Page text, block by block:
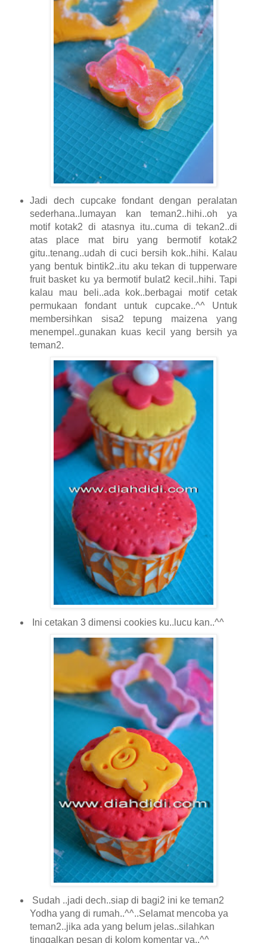
Jadi dech cupcake fondant dengan peralatan
sederhana..lumayan kan teman2..hihi..oh ya
motif kotak2 di atasnya itu..cuma di tekan2..di
atas place mat biru yang bermotif kotak2
gitu..tenang..udah di cuci bersih kok..hihi. Kalau
yang bentuk bintik2..itu aku tekan di tupperware
fruit basket ku ya bermotif bulat2 kecil..hihi. Tapi
kalau mau beli..ada kok..berbagai motif cetak
permukaan fondant untuk cupcake..^^ Untuk
membersihkan sisa2 tepung maizena yang
menempel..gunakan kuas kecil yang bersih ya
teman2.
Ini cetakan 3 dimensi cookies ku..lucu kan..^^
Sudah ..jadi dech..siap di bagi2 ini ke teman2
Yodha yang di rumah..^^..Selamat mencoba ya
teman2..jika ada yang belum jelas..silahkan
tinggalkan pesan di kolom komentar ya..^^